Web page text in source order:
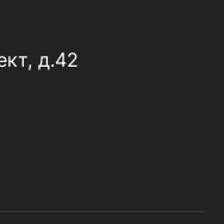
д.42